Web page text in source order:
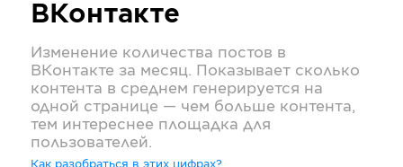
ВКонтакте
Изменение количества постов в
ВКонтакте за месяц. Показывает сколько
контента в среднем генерируется на
одной странице — чем больше контента,
тем интереснее площадка для
пользователей.
Как разобраться в этих цифрах?